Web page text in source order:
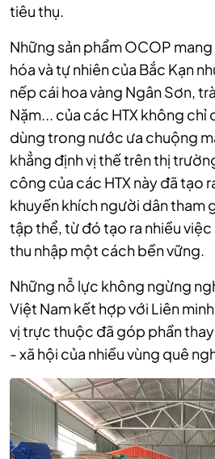
tiêu thụ.
Những sản phẩm OCOP
hóa và tự nhiên của Bắc Kạn
nếp cái hoa vàng Ngân Sơn,
Nặm... của các HTX không
dùng trong nước ưa chuộng
khẳng định vị thế trên thị
công của các HTX này đã tạo
khuyến khích người dân tham
tập thể, từ đó tạo ra nhiều việc
thu nhập một cách bền vững.
Những nỗ lực không ngừng
Việt Nam kết hợp với Liên
vị trực thuộc đã góp phần
- xã hội của nhiều vùng quê